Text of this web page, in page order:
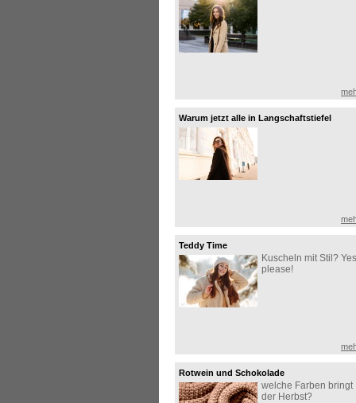
Warum jetzt alle in Langschaftstiefel
investieren!
Teddy Time
Kuscheln mit Stil?
please!
Rotwein und Schokolade
welche Farben bringt
der Herbst?